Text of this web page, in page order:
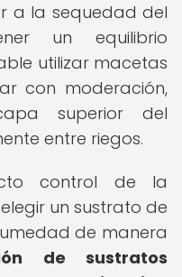
a la sequedad del
un equilibrio
utilizar macetas
con moderación,
superior del
entre riegos.
control de la
un sustrato de
de manera
de sustratos